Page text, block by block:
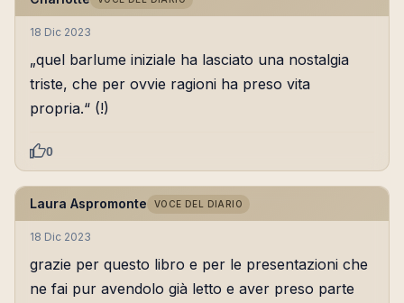
18 Dic 2023
„quel barlume iniziale ha lasciato una nostalgia
triste, che per ovvie ragioni ha preso vita
propria.“ (!)
0
Laura Aspromonte VOCE DEL DIARIO
18 Dic 2023
grazie per questo libro e per le presentazioni che
ne fai pur avendolo già letto e aver preso parte